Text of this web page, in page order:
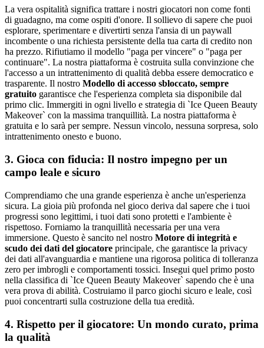
La vera ospitalità significa trattare i nostri giocatori non come fonti
di guadagno, ma come ospiti d'onore. Il sollievo di sapere che puoi
esplorare, sperimentare e divertirti senza l'ansia di un paywall
incombente o una richiesta persistente della tua carta di credito non
ha prezzo. Rifiutiamo il modello "paga per vincere" o "paga per
continuare". La nostra piattaforma è costruita sulla convinzione che
l'accesso a un intrattenimento di qualità debba essere democratico e
trasparente. Il nostro Modello di accesso sbloccato, sempre
gratuito garantisce che l'esperienza completa sia disponibile dal
primo clic. Immergiti in ogni livello e strategia di `Ice Queen Beauty
Makeover` con la massima tranquillità. La nostra piattaforma è
gratuita e lo sarà per sempre. Nessun vincolo, nessuna sorpresa, solo
intrattenimento onesto e buono.
3. Gioca con fiducia: Il nostro impegno per un
campo leale e sicuro
Comprendiamo che una grande esperienza è anche un'esperienza
sicura. La gioia più profonda nel gioco deriva dal sapere che i tuoi
progressi sono legittimi, i tuoi dati sono protetti e l'ambiente è
rispettoso. Forniamo la tranquillità necessaria per una vera
immersione. Questo è sancito nel nostro Motore di integrità e
scudo dei dati del giocatore principale, che garantisce la privacy
dei dati all'avanguardia e mantiene una rigorosa politica di tolleranza
zero per imbrogli e comportamenti tossici. Insegui quel primo posto
nella classifica di `Ice Queen Beauty Makeover` sapendo che è una
vera prova di abilità. Costruiamo il parco giochi sicuro e leale, così
puoi concentrarti sulla costruzione della tua eredità.
4. Rispetto per il giocatore: Un mondo curato, prima
la qualità